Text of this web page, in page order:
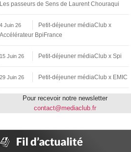
Les passeurs de Sens de Laurent Chouraqui
4 Juin 26
Petit-déjeuner médiaClub x
Accélérateur BpiFrance
15 Juin 26 Petit-déjeuner médiaClub x Spi
29 Juin 26 Petit-déjeuner médiaClub x EMIC
Pour recevoir notre newsletter
contact@mediaclub.fr